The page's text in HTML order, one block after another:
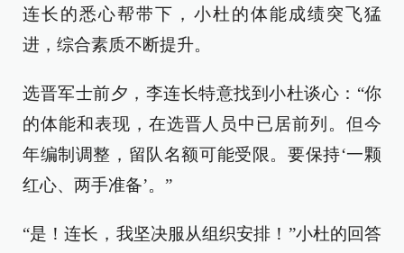
连长的悉心帮带下，小杜的体能成绩突飞猛
进，综合素质不断提升。
选晋军士前夕，李连长特意找到小杜谈心：“你
的体能和表现，在选晋人员中已居前列。但今
年编制调整，留队名额可能受限。要保持‘一颗
红心、两手准备’。”
“是！连长，我坚决服从组织安排！”小杜的回答